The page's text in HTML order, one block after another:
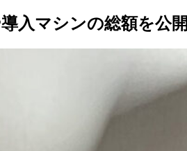
入マシンの総額を公開